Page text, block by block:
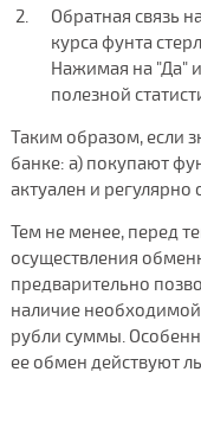
Обратная связь
курса фунта
Нажимая на "Да"
полезной
Таким образом, если
банке: а) покупают
актуален и регулярно
Тем не менее, перед
осуществления
предварительно
наличие
рубли суммы.
ее обмен действуют